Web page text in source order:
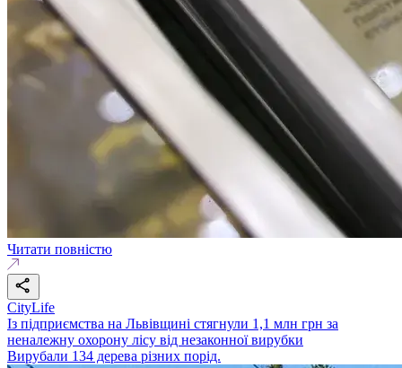
Читати повністю
CityLife
Із підприємства на Львівщині стягнули 1,1 млн грн за
неналежну охорону лісу від незаконної вирубки
Вирубали 134 дерева різних порід.